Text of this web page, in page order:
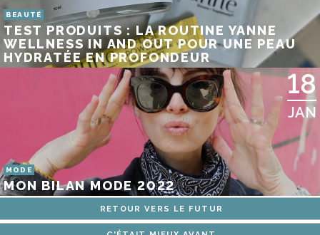
BEAUTÉ
TEST PRODUITS : LA ROUTINE YANNE
WELLNESS IN AND OUT POUR UNE PEAU
HYDRATÉE EN PROFONDEUR
18
JAN
MODE
MON BILAN MODE 2022
RETOUR VERS LE FUTUR